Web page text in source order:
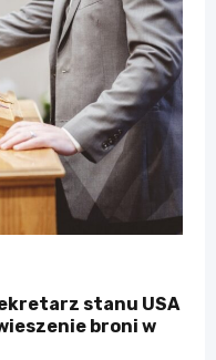
stanu USA
broni w